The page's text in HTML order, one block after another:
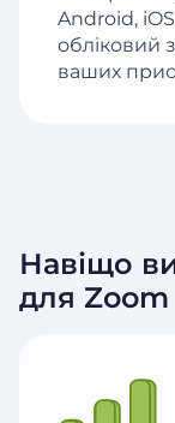
Android,
обліковий
ваших
Навіщо
для Zoom